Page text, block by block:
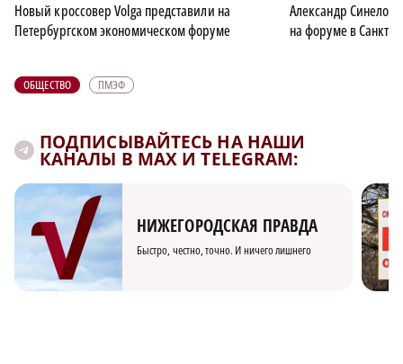
Новый кроссовер Volga представили на
Петербургском экономическом форуме
Александр
на форуме в Санкт-
ОБЩЕСТВО ПМЭФ
ПОДПИСЫВАЙТЕСЬ НА НАШИ
КАНАЛЫ В MAX И TELEGRAM:
НИЖЕГОРОДСКАЯ ПРАВДА
Быстро, честно, точно. И ничего лишнего